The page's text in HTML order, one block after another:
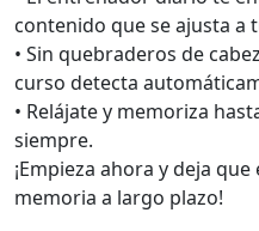
contenido que se ajusta a
• Sin quebraderos de
curso detecta
• Relájate y memoriza
siempre.
¡Empieza ahora y deja
memoria a largo plazo!